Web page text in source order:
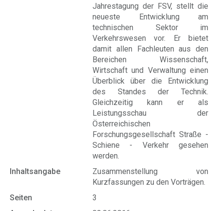
Jahrestagung der FSV, stellt die
neueste Entwicklung am
technischen Sektor im
Verkehrswesen vor. Er bietet
damit allen Fachleuten aus den
Bereichen Wissenschaft,
Wirtschaft und Verwaltung einen
Überblick über die Entwicklung
des Standes der Technik.
Gleichzeitig kann er als
Leistungsschau der
Österreichischen
Forschungsgesellschaft Straße -
Schiene - Verkehr gesehen
werden.
Inhaltsangabe
Zusammenstellung von
Kurzfassungen zu den Vorträgen.
Seiten
3